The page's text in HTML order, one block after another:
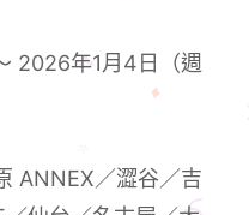
2026年1月4日（週
ANNEX／澀谷／吉